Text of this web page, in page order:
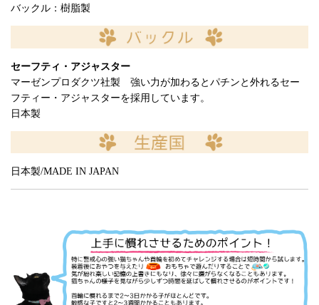
バックル：樹脂製
セーフティ・アジャスター
マーゼンプロダクツ社製 強い力が加わるとパチンと外れるセー
フティー・アジャスターを採用しています。
日本製
日本製/MADE IN JAPAN